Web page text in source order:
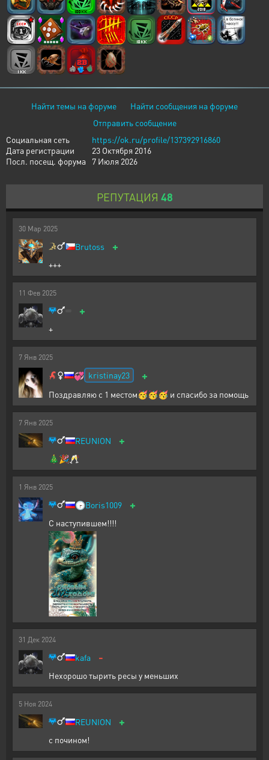
Найти темы на форуме
Найти сообщения на форуме
Отправить сообщение
Социальная сеть
https://ok.ru/profile/137392916860
Дата регистрации
23 Октября 2016
Посл. посещ. форума
7 Июля 2026
РЕПУТАЦИЯ 48
30 Мар 2025
Brutoss +
+++
11 Фев 2025
+
+
7 Янв 2025
💞 kristinay23 +
Поздравляю с 1 местом🥳🥳🥳 и спасибо за помощь
7 Янв 2025
REUNION +
🎄🎉🥂
1 Янв 2025
🕞Boris1009 +
С наступившем!!!!
31 Дек 2024
kafa -
Нехорошо тырить ресы у меньших
5 Ноя 2024
REUNION +
с почином!